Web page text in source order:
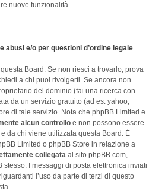
nuove funzionalità.
abusi e/o per questioni d’ordine legale
Board. Se non riesci a trovarlo, prova
a chi puoi rivolgerti. Se ancora non
del dominio (fai una ricerca con
da un servizio gratuito (ad es. yahoo,
di tale servizio. Nota che phpBB Limited e
alcun controllo e non possono essere
da chi viene utilizzata questa Board. È
Limited o phpBB Store in relazione a
collegata al sito phpBB.com,
stesso. I messaggi di posta elettronica inviati
l’uso da parte di terzi di questo